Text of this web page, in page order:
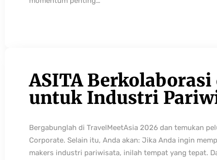
ASITA
untuk Industri
Bergabunglah di TravelMeetAsia 2026 dan temukan
Corporate. Selain itu, Anda akan: Jika Anda ingin
makers industri pariwisata, inilah tempat yang tepat.